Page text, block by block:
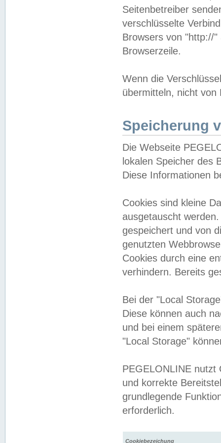
Seitenbetreiber
verschlüsselte
Browsers von "http://
Browserzeile.
Wenn die
übermitteln, nicht von
Speicherung
Die Webseite
lokalen Speicher des
Diese Informationen
Cookies sind kleine
ausgetauscht
gespeichert und von
genutzten
Cookies durch eine
verhindern. Bereits
Bei der "Local
Diese können auch
und bei einem
"Local Storage"
PEGELONLINE nutzt
und korrekte
grundlegende
erforderlich.
Cookiebezeichung